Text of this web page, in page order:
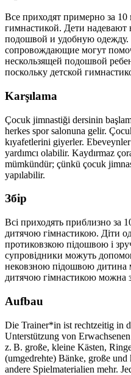
Все приходят примерно за 10
гимнастикой. Дети надевают
подошвой и удобную одежду.
сопровождающие могут
нескользящей подошвой
поскольку детской
Karşılama
Çocuk jimnastiği dersinin
herkes spor salonuna gelir.
kıyafetlerini giyerler.
yardımcı olabilir. Kaydırmaz
mümkündür; çünkü çocuk
yapılabilir.
Збір
Всі приходять приблизно за
дитячою гімнастикою. Діти
протиковзкою підошвою і
супровідники можуть
нековзною підошвою дитина
дитячою гімнастикою можна
Aufbau
Die Trainer*in ist rechtzeitig in
Unterstützung von
z. B. große, kleine Kästen,
(umgedrehte) Bänke, große
andere Spielmaterialien mehr.